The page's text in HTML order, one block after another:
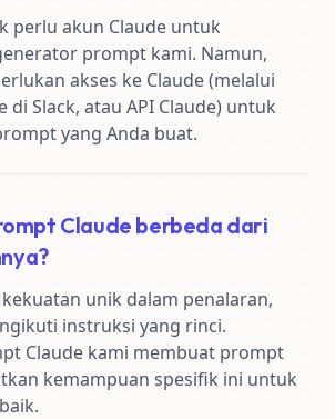
perlu akun Claude untuk
prompt kami. Namun,
akses ke Claude (melalui
di Slack, atau API Claude) untuk
yang Anda buat.
Claude berbeda dari
unik dalam penalaran,
instruksi yang rinci.
Claude kami membuat prompt
kemampuan spesifik ini untuk